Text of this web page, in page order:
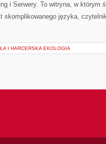
i Serwery. To witryna, w którym
skomplikowanego języka,
I HARCERSKA EKOLOGIA